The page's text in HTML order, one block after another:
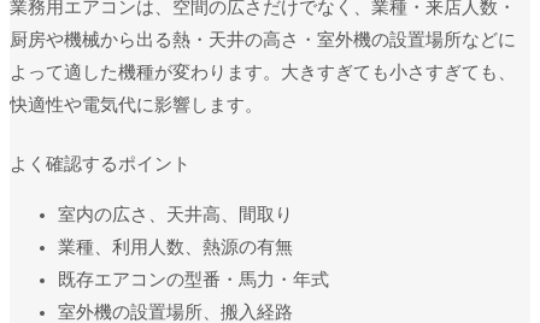
業務用エアコンは、空間の広さだけでなく、業種・来店人数・
厨房や機械から出る熱・天井の高さ・室外機の設置場所などに
よって適した機種が変わります。大きすぎても小さすぎても、
快適性や電気代に影響します。
よく確認するポイント
室内の広さ、天井高、間取り
業種、利用人数、熱源の有無
既存エアコンの型番・馬力・年式
室外機の設置場所、搬入経路